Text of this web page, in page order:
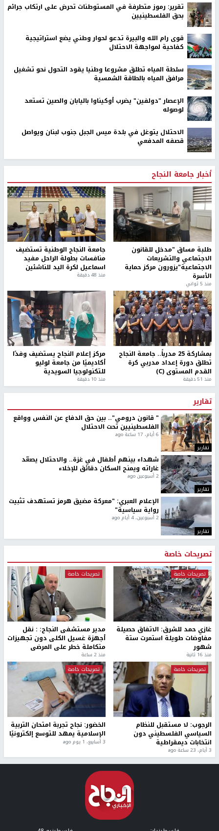
تقرير: رموز متطرفة في المستوطنات تحرض على ارتكاب جرائم
بحق الفلسطينيين
قوى رام الله والبيرة تدعو لحوار وطني يضع استراتيجية
كفاحية لمواجهة الاحتلال
سلطة المياه تطلق مشروعا وطنيا يقود التحول نحو تشغيل
مرافق المياه بالطاقة الشمسية
الإعصار "دولفين" يضرب أوكيناوا باليابان والصين تستعد
لوصوله
الاحتلال يتوغل في بلدة ميس الجبل جنوب لبنان ويواصل
قصفه المدفعي
أخبار جامعة النجاح
طلبة مساق "مدخل للقانون
الاجتماعي والتشريعات
الاجتماعية"يزورون مركز حماية
الأسرة
منذ 5 ثواني
جامعة النجاح الوطنية تستضيف
منافسات بطولة الراحل مفيد
اسماعيل لكرة اليد للناشئين
منذ 48 دقيقة
بمشاركة 25 مدرباً.. جامعة النجاح
تطلق دورة إعداد مدربي كرة
القدم المستوى (C)
منذ 51 دقيقة
مركز إعلام النجاح يستضيف وفدًا
أكاديميًا من جامعة لوليو
للتكنولوجيا السويدية
منذ 10 دقيقة
تقارير
تقارير
" قانون درومي".. بين حق الدفاع عن النفس وواقع
الفلسطينيين تحت الاحتلال
6 أيام، 17 ساعة ago
تقارير
شهداء بينهم أطفال في غزة.. والاحتلال يصعّد
غاراته ويمنح السكان دقائق للإخلاء
2 أسبوعين ago
تقارير
الإعلام العبري: "معركة مضيق هرمز تستهدف تثبيت
رواية سياسية"
2 أسبوعين، 4 أيام ago
تصريحات خاصة
تصريحات خاصة
غازي حمد للشرق: الاتفاق حصيلة
مفاوضات طويلة استمرت ستة
شهور
منذ 16 ثانية
تصريحات خاصة
مدير مستشفى النجاح: : نقل
أجهزة غسيل الكلى دون تجهيزات
متكاملة خطر على المرضى
منذ 2 ساعة
تصريحات خاصة
الرجوب: لا مستقبل للنظام
السياسي الفلسطيني دون
انتخابات ديمقراطية
3 أيام، 23 ساعة ago
تصريحات خاصة
الخضور: نجاح تجربة امتحان التربية
الإسلامية يمهد للتوسع إلكترونيًا
3 أسابيع، 1 يوم ago